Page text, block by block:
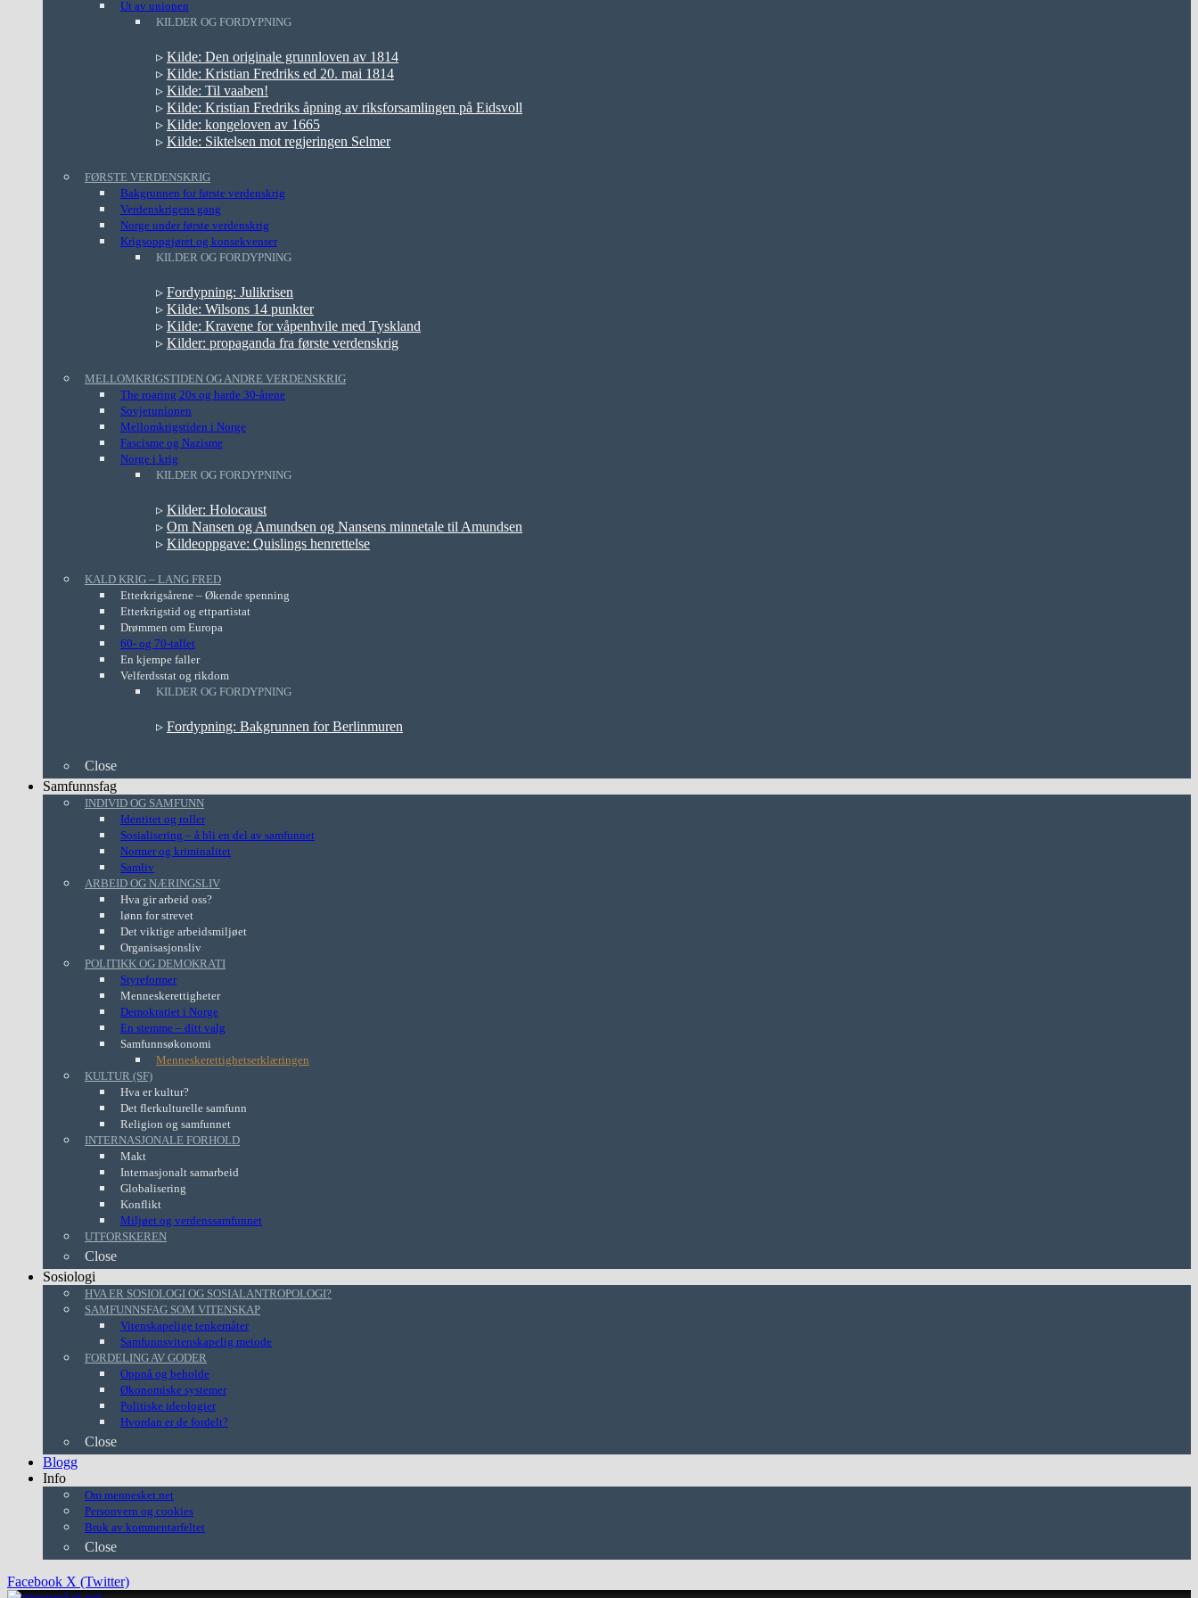
Ut av unionen
KILDER OG FORDYPNING
▹ Kilde: Den originale grunnloven av 1814
▹ Kilde: Kristian Fredriks ed 20. mai 1814
▹ Kilde: Til vaaben!
▹ Kilde: Kristian Fredriks åpning av riksforsamlingen på Eidsvoll
▹ Kilde: kongeloven av 1665
▹ Kilde: Siktelsen mot regjeringen Selmer
FØRSTE VERDENSKRIG
Bakgrunnen for første verdenskrig
Verdenskrigens gang
Norge under første verdenskrig
Krigsoppgjøret og konsekvenser
KILDER OG FORDYPNING
▹ Fordypning: Julikrisen
▹ Kilde: Wilsons 14 punkter
▹ Kilde: Kravene for våpenhvile med Tyskland
▹ Kilder: propaganda fra første verdenskrig
MELLOMKRIGSTIDEN OG ANDRE VERDENSKRIG
The roaring 20s og harde 30-årene
Sovjetunionen
Mellomkrigstiden i Norge
Fascisme og Nazisme
Norge i krig
KILDER OG FORDYPNING
▹ Kilder: Holocaust
▹ Om Nansen og Amundsen og Nansens minnetale til Amundsen
▹ Kildeoppgave: Quislings henrettelse
KALD KRIG – LANG FRED
Etterkrigsårene – Økende spenning
Etterkrigstid og ettpartistat
Drømmen om Europa
60- og 70-tallet
En kjempe faller
Velferdsstat og rikdom
KILDER OG FORDYPNING
▹ Fordypning: Bakgrunnen for Berlinmuren
Close
Samfunnsfag
INDIVID OG SAMFUNN
Identitet og roller
Sosialisering – å bli en del av samfunnet
Normer og kriminalitet
Samliv
ARBEID OG NÆRINGSLIV
Hva gir arbeid oss?
lønn for strevet
Det viktige arbeidsmiljøet
Organisasjonsliv
POLITIKK OG DEMOKRATI
Styreformer
Menneskerettigheter
Demokratiet i Norge
En stemme – ditt valg
Samfunnsøkonomi
Menneskerettighetserklæringen
KULTUR (SF)
Hva er kultur?
Det flerkulturelle samfunn
Religion og samfunnet
INTERNASJONALE FORHOLD
Makt
Internasjonalt samarbeid
Globalisering
Konflikt
Miljøet og verdenssamfunnet
UTFORSKEREN
Close
Sosiologi
HVA ER SOSIOLOGI OG SOSIALANTROPOLOGI?
SAMFUNNSFAG SOM VITENSKAP
Vitenskapelige tenkemåter
Samfunnsvitenskapelig metode
FORDELING AV GODER
Oppnå og beholde
Økonomiske systemer
Politiske ideologier
Hvordan er de fordelt?
Close
Blogg
Info
Om mennesket.net
Personvern og cookies
Bruk av kommentarfeltet
Close
Facebook X (Twitter)